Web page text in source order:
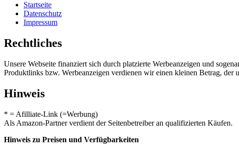
Startseite
Datenschutz
Impressum
Rechtliches
Unsere Webseite finanziert sich durch platzierte Werbeanzeigen und
Produktlinks bzw. Werbeanzeigen verdienen wir einen kleinen Betrag, der
Hinweis
* = Afilliate-Link (=Werbung)
Als Amazon-Partner verdient der Seitenbetreiber an qualifizierten Käufen.
Hinweis zu Preisen und Verfügbarkeiten